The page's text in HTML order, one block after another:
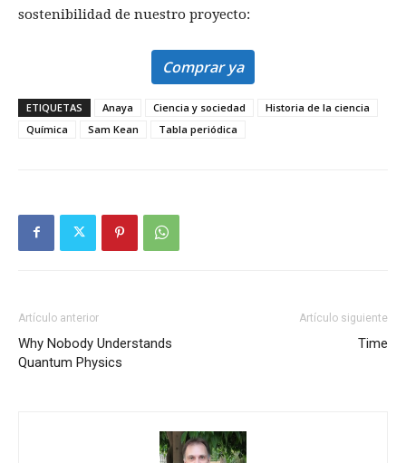
sostenibilidad de nuestro proyecto:
Comprar ya
ETIQUETAS Anaya Ciencia y sociedad
Historia de la ciencia
Química
Sam Kean Tabla periódica
Artículo anterior
Why Nobody Understands
Quantum Physics
Artículo siguiente
Time